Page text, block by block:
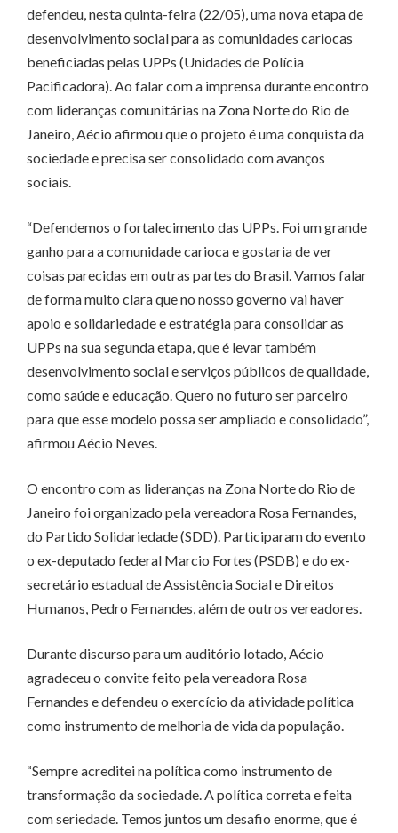
defendeu, nesta quinta-feira (22/05), uma nova etapa de
desenvolvimento social para as comunidades cariocas
beneficiadas pelas UPPs (Unidades de Polícia
Pacificadora). Ao falar com a imprensa durante encontro
com lideranças comunitárias na Zona Norte do Rio de
Janeiro, Aécio afirmou que o projeto é uma conquista da
sociedade e precisa ser consolidado com avanços
sociais.
“Defendemos o fortalecimento das UPPs. Foi um grande
ganho para a comunidade carioca e gostaria de ver
coisas parecidas em outras partes do Brasil. Vamos falar
de forma muito clara que no nosso governo vai haver
apoio e solidariedade e estratégia para consolidar as
UPPs na sua segunda etapa, que é levar também
desenvolvimento social e serviços públicos de qualidade,
como saúde e educação. Quero no futuro ser parceiro
para que esse modelo possa ser ampliado e consolidado”,
afirmou Aécio Neves.
O encontro com as lideranças na Zona Norte do Rio de
Janeiro foi organizado pela vereadora Rosa Fernandes,
do Partido Solidariedade (SDD). Participaram do evento
o ex-deputado federal Marcio Fortes (PSDB) e do ex-
secretário estadual de Assistência Social e Direitos
Humanos, Pedro Fernandes, além de outros vereadores.
Durante discurso para um auditório lotado, Aécio
agradeceu o convite feito pela vereadora Rosa
Fernandes e defendeu o exercício da atividade política
como instrumento de melhoria de vida da população.
“Sempre acreditei na política como instrumento de
transformação da sociedade. A política correta e feita
com seriedade. Temos juntos um desafio enorme, que é